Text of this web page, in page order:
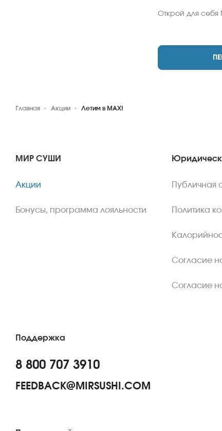
Открой для
Главная Акции Летим в MAX!
МИР СУШИ
Акции
Бонусы, программа лояльности
Публичная
Политика
Согласие
Согласие
Поддержка
8 800 707 3910
FEEDBACK@MIRSUSHI.COM